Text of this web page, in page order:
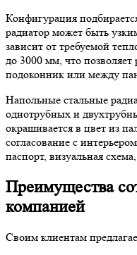
Конфигурация
радиатор может быть
зависит от требуемой
до 3000 мм, что
подоконник или между
Напольные стальные
однотрубных и
окрашивается в цвет из
согласование с
паспорт, визуальная
Преимущества
компанией
Своим клиентам